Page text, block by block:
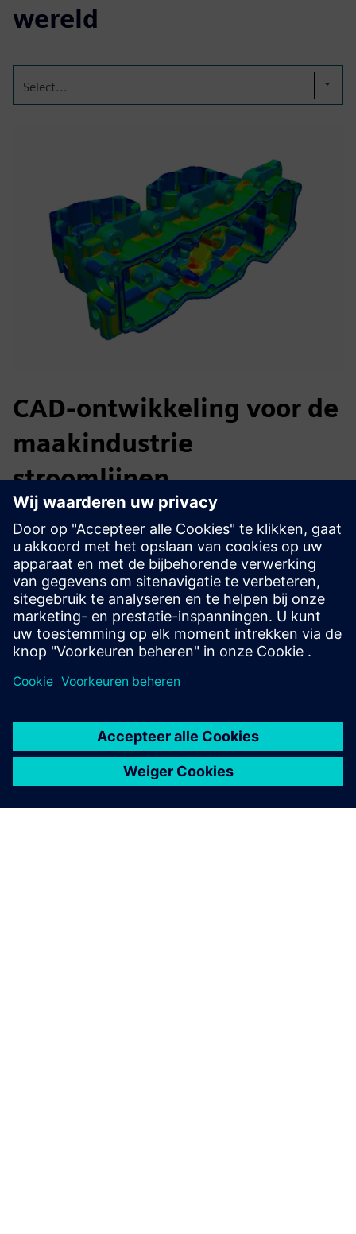
wereld
Select...
CAD-ontwikkeling voor de
maakindustrie
stroomlijnen
voor gieten, leiden tot dure defecten en herbewerking.
Oplossing: VeoCast detecteert problemen met de
conformiteit van de gietstukken in een vroeg stadium,
direct in de ontwerpfase.
Resultaten: Minder defecten, lagere kosten en een vlottere
overgang van ontwerp naar productie.